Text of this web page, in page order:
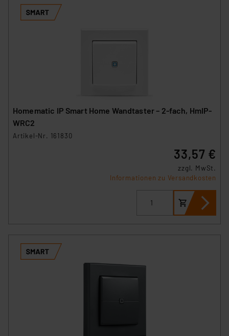
Homematic IP Smart Home Wandtaster – 2-fach, HmIP-
WRC2
Artikel-Nr. 161830
33,57 €
zzgl. MwSt.
Informationen zu Versandkosten